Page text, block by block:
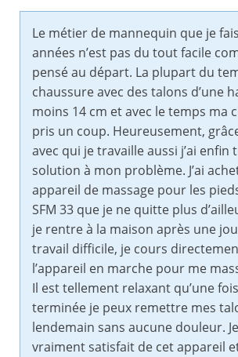
Le métier de mannequin que je
années n’est pas du tout facile
pensé au départ. La plupart du
chaussure avec des talons d’une
moins 14 cm et avec le temps ma
pris un coup. Heureusement,
avec qui je travaille aussi j’ai enfin
solution à mon problème. J’ai
appareil de massage pour les
SFM 33 que je ne quitte plus
je rentre à la maison après une
travail difficile, je cours
l’appareil en marche pour me
Il est tellement relaxant qu’une
terminée je peux remettre mes
lendemain sans aucune douleur.
vraiment satisfait de cet appareil